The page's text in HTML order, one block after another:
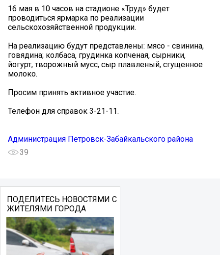
16 мая в 10 часов на стадионе «Труд» будет
проводиться ярмарка по реализации
сельскохозяйственной продукции.
На реализацию будут представлены: мясо - свинина,
говядина; колбаса, грудинка копченая, сырники,
йогурт, творожный мусс, сыр плавленый, сгущенное
молоко.
Просим принять активное участие.
Телефон для справок 3-21-11.
Администрация Петровск-Забайкальского района
39
ПОДЕЛИТЕСЬ НОВОСТЯМИ С
ЖИТЕЛЯМИ ГОРОДА